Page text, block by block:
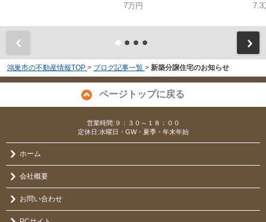
7万円
7.3
鴻巣市の不動産情報TOP > ブログ記事一覧 > 新築分譲住宅のお知らせ
ページトップに戻る
営業時間:９：３０～１８：００
定休日:水曜日・GW・夏季・年末年始
ホーム
会社概要
お問い合わせ